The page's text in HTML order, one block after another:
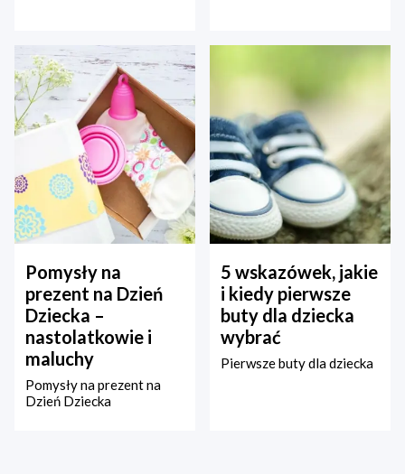
Pomysły na
prezent na Dzień
Dziecka –
nastolatkowie i
maluchy
Pomysły na prezent na
Dzień Dziecka
5 wskazówek, jakie
i kiedy pierwsze
buty dla dziecka
wybrać
Pierwsze buty dla dziecka